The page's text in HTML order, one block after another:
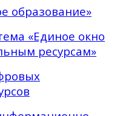
образование»
«Единое окно
ресурсам»